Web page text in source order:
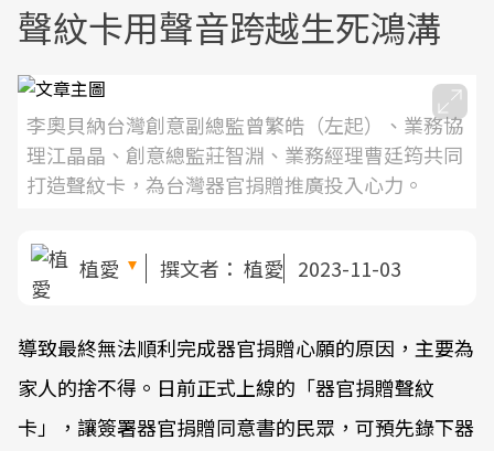
聲紋卡用聲音跨越生死鴻溝
李奧貝納台灣創意副總監曾繁皓（左起）、業務協
理江晶晶、創意總監莊智淵、業務經理曹廷筠共同
打造聲紋卡，為台灣器官捐贈推廣投入心力。
植愛 撰文者： 植愛 2023-11-03
導致最終無法順利完成器官捐贈心願的原因，主要為
家人的捨不得。日前正式上線的「器官捐贈聲紋
卡」，讓簽署器官捐贈同意書的民眾，可預先錄下器